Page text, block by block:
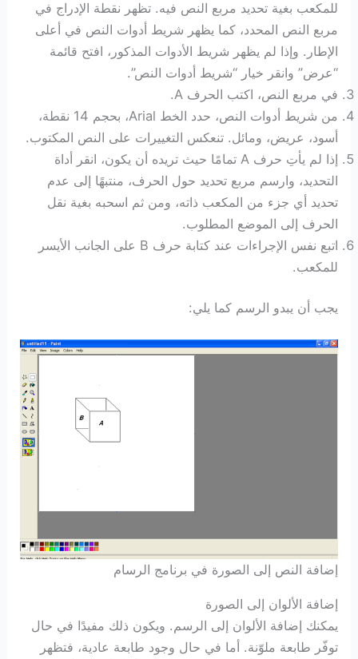
للمكعب بغية تحديد مربع النص فيه. تظهر نقطة الإدراج في
مربع النص المحدد، كما يظهر شريط أدوات النص في أعلى
الإطار. وإذا لم يظهر شريط الأدوات المذكور، افتح قائمة
“عرض” وانقر خيار “شريط أدوات النص”.
في مربع النص، اكتب الحرف A.
من شريط أدوات النص، حدد الخط Arial، بحجم 14 نقطة،
أسود، عريض، ومائل. تنعكس التغييرات على النص المكتوب.
إذا لم يأتِ حرف A تمامًا حيث تريده أن يكون، انقر أداة
التحديد، وارسم مربع تحديد حول الحرف، منتبهًا إلى عدم
تحديد أي جزء من المكعب ذاته، ومن ثم اسحبه بغية نقل
الحرف إلى الموضع المطلوب.
اتبع نفس الإجراءات عند كتابة حرف B على الجانب الأيسر
للمكعب.
يجب أن يبدو الرسم كما يلي:
إضافة النص إلى الصورة في برنامج الرسام
إضافة الألوان إلى الصورة
يمكنك إضافة الألوان إلى الرسم. ويكون ذلك مفيدًا في حال
توفّر طابعة ملوّنة. أما في حال وجود طابعة عادية، فتظهر